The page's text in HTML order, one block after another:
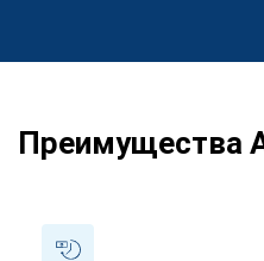
Преимущества